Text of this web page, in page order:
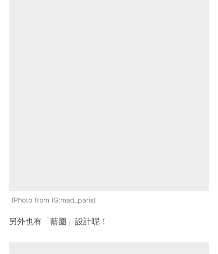
Photo from IG:mad_paris
另外也有「藍圈」設計呢！